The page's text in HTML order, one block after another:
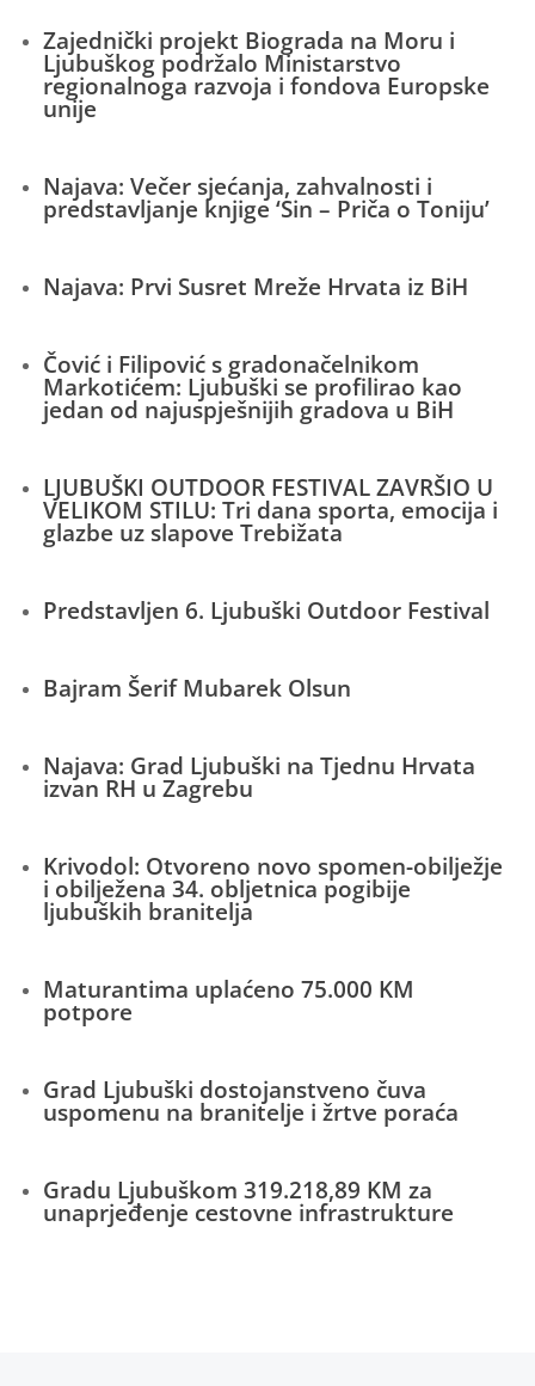
Zajednički projekt Biograda na Moru i
Ljubuškog podržalo Ministarstvo
regionalnoga razvoja i fondova Europske
unije
Najava: Večer sjećanja, zahvalnosti i
predstavljanje knjige ‘Sin – Priča o Toniju’
Najava: Prvi Susret Mreže Hrvata iz BiH
Čović i Filipović s gradonačelnikom
Markotićem: Ljubuški se profilirao kao
jedan od najuspješnijih gradova u BiH
LJUBUŠKI OUTDOOR FESTIVAL ZAVRŠIO U
VELIKOM STILU: Tri dana sporta, emocija i
glazbe uz slapove Trebižata
Predstavljen 6. Ljubuški Outdoor Festival
Bajram Šerif Mubarek Olsun
Najava: Grad Ljubuški na Tjednu Hrvata
izvan RH u Zagrebu
Krivodol: Otvoreno novo spomen-obilježje
i obilježena 34. obljetnica pogibije
ljubuških branitelja
Maturantima uplaćeno 75.000 KM
potpore
Grad Ljubuški dostojanstveno čuva
uspomenu na branitelje i žrtve poraća
Gradu Ljubuškom 319.218,89 KM za
unaprjeđenje cestovne infrastrukture